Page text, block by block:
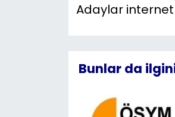
Adaylar
Bunlar da